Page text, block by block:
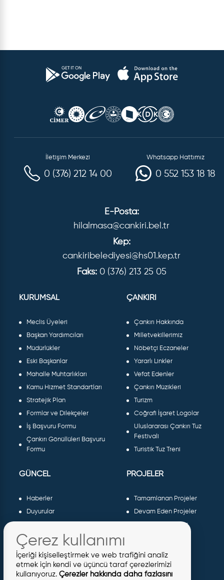
İletişim Merkezi
0 (376) 212 14 00
Whatsapp Hattımız
0 552 153 18 18
E-Posta:
hilalmasa@cankiri.bel.tr
Kep:
cankiribelediyesi@hs01.kep.tr
Faks: 0 (376) 213 25 05
KURUMSAL
Meclis Üyeleri
Başkan Yardımcıları
Müdürlükler
Eski Başkanlar
Mahalle Muhtarlıkları
Kamu Hizmet Standartları
Stratejik Plan
Formlar ve Dilekçeler
İş Başvuru Formu
Çankırı Gönüllüleri Başvuru
Formu
ÇANKIRI
Çankırı Hakkında
Milletvekillerimiz
Nöbetçi Eczaneler
Yararlı Linkler
Vefat Edenler
Çankırı Müzikleri
Turizm
Coğrafi İşaret Logolar
Uluslararası Çankırı Tuz
Festivali
Turistik Tuz Treni
GÜNCEL
Haberler
Duyurular
Galeri
Etkinlikler
Meclis Kararları
İhaleler
PROJELER
Tamamlanan Projeler
Devam Eden Projeler
Planlanan Projeler
Sosyal Projeler
Çerez kullanımı
İçeriği kişiselleştirmek ve web trafiğini analiz
etmek için kendi ve üçüncü taraf çerezlerimizi
kullanıyoruz. Çerezler hakkında daha fazlasını